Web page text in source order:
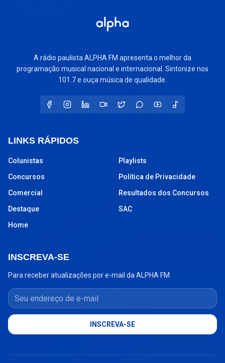
A rádio paulista ALPHA FM apresenta o melhor da
programação musical nacional e internacional. Sintonize nos
101.7 e ouça música de qualidade.
LINKS RÁPIDOS
Colunistas
Concursos
Comercial
Destaque
Home
Playlists
Política de Privacidade
Resultados dos Concursos
SAC
INSCREVA-SE
Para receber atualizações por e-mail da ALPHA FM
Seu endereço de e-mail
INSCREVA-SE